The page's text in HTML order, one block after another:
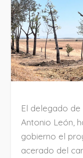
El delegado
Antonio León,
gobierno el
acerado del